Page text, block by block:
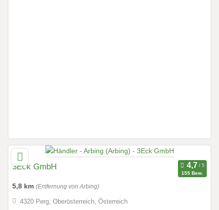
3Eck GmbH
155 Bew.
5,8 km (Entfernung von Arbing)
4320 Perg, Oberösterreich, Österreich